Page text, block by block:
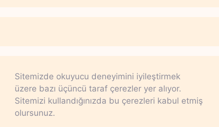
Sitemizde okuyucu deneyimini iyileştirmek
üzere bazı üçüncü taraf çerezler yer alıyor.
Sitemizi kullandığınızda bu çerezleri kabul etmiş
olursunuz.